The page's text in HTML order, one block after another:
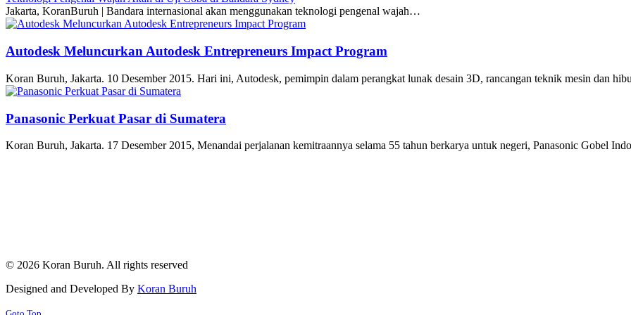
Jakarta, KoranBuruh | Bandara internasional akan menggunakan teknologi pengenal wajah…
Autodesk Meluncurkan Autodesk Entrepreneurs Impact Program
Koran Buruh, Jakarta. 10 Desember 2015. Hari ini, Autodesk, pemimpin dalam perangkat lunak desain 3D, rancangan teknik mesin dan
Panasonic Perkuat Pasar di Sumatera
Koran Buruh, Jakarta. 17 Desember 2015, Menandai perjalanan kemitraannya selama 55 tahun berkarya untuk negeri, Panasonic Gobel
© 2026 Koran Buruh. All rights reserved
Designed and Developed By Koran Buruh